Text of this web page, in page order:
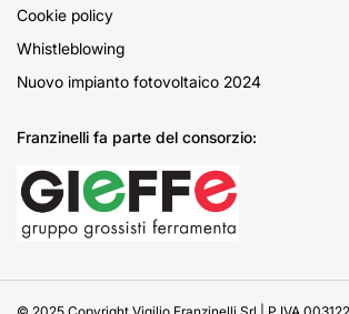
Cookie policy
Whistleblowing
Nuovo impianto fotovoltaico 2024
Franzinelli fa parte del consorzio: